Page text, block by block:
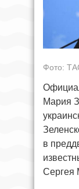
Фото:
Мария
в
Сергея